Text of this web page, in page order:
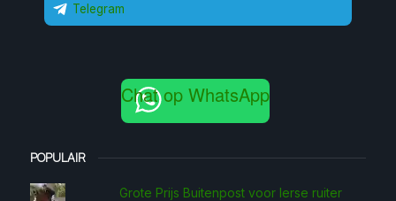
Telegram
Chat op WhatsApp
POPULAIR
Grote Prijs Buitenpost voor Ierse ruiter